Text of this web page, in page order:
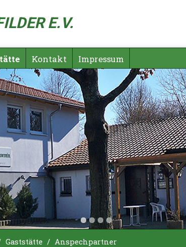
E.V.
Kontakt Impressum
Gaststätte / Anspechpartner